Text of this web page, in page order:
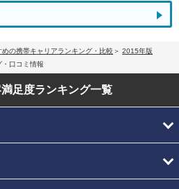
めの携帯キャリアランキング・比較
2015年版
口コミ情報
足度ランキング一覧